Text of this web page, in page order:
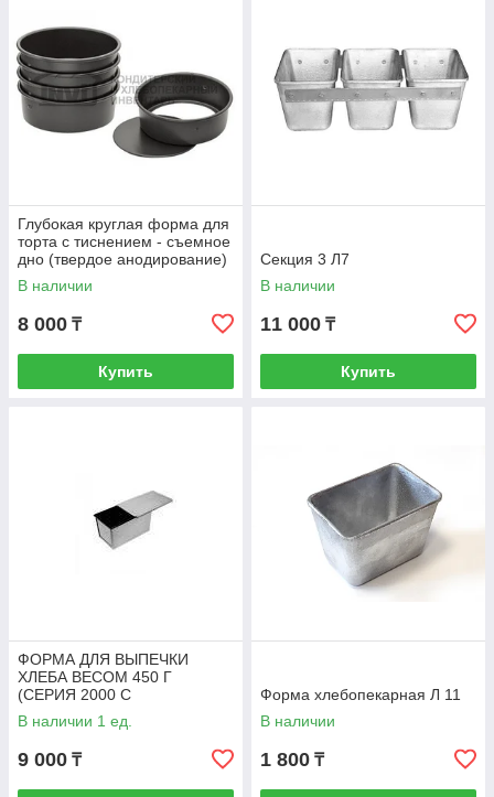
Глубокая круглая форма для
торта с тиснением - съемное
дно (твердое анодирование)
(SN5045)
В наличии
8 000 ₸
Купить
Секция 3 Л7
В наличии
11 000 ₸
Купить
ФОРМА ДЛЯ ВЫПЕЧКИ
ХЛЕБА ВЕСОМ 450 Г
(СЕРИЯ 2000 С
АНТИПРИГАРНЫМ
ПОКРЫТИЕМ)
В наличии 1 ед.
9 000 ₸
Форма хлебопекарная Л 11
В наличии
1 800 ₸